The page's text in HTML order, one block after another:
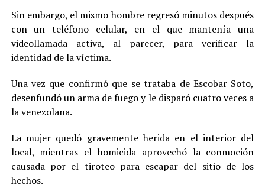
Sin embargo, el mismo hombre regresó minutos después
con un teléfono celular, en el que mantenía una
videollamada activa, al parecer, para verificar la
identidad de la víctima.
Una vez que confirmó que se trataba de Escobar Soto,
desenfundó un arma de fuego y le disparó cuatro veces a
la venezolana.
La mujer quedó gravemente herida en el interior del
local, mientras el homicida aprovechó la conmoción
causada por el tiroteo para escapar del sitio de los
hechos.